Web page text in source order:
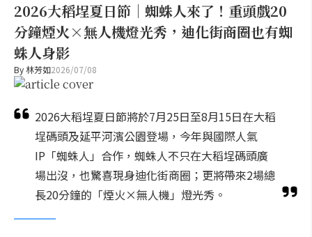
2026大稻埕夏日節｜蜘蛛人來了！重頭戲20
分鐘煙火×無人機燈光秀，迪化街商圈也有蜘
蛛人身影
By林芳如2026/07/08
2026大稻埕夏日節將於7月25日至8月15日在大稻
埕碼頭及延平河濱公園登場，今年與國際人氣
IP「蜘蛛人」合作，蜘蛛人不只在大稻埕碼頭廣
場出沒，也驚喜現身迪化街商圈；更將帶來2場總
長20分鐘的「煙火×無人機」燈光秀。